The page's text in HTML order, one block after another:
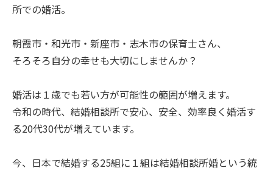
所での婚活。
朝霞市・和光市・新座市・志木市の保育士さん、
そろそろ自分の幸せも大切にしませんか？
婚活は１歳でも若い方が可能性の範囲が増えます。
令和の時代、結婚相談所で安心、安全、効率良く婚活す
る20代30代が増えています。
今、日本で結婚する25組に１組は結婚相談所婚という統